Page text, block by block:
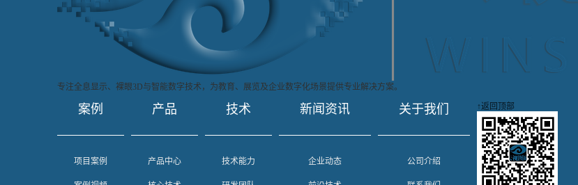
专注全息显示、裸眼3D与智能数字技术，为教育、展览及企业数字化场景提供专业解决方案。
案例
项目案例
产品
产品中心
技术
技术能力
新闻资讯
企业动态
关于我们
公司介绍
↑返回顶部